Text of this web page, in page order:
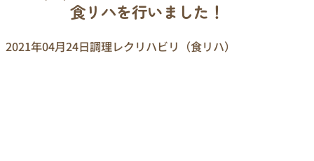
食リハを行いました！
2021年04月24日調理レクリハビリ（食リハ）